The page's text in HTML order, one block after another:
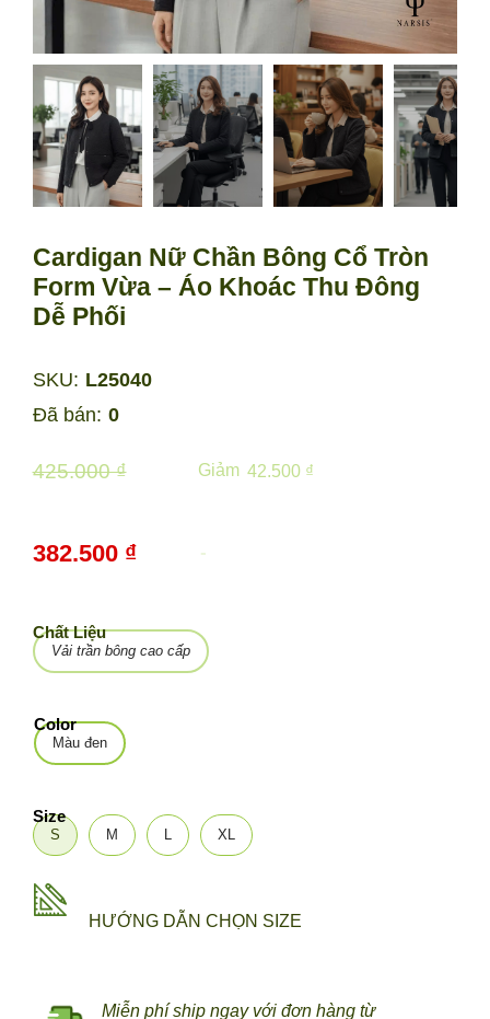
Cardigan Nữ Chần Bông Cổ Tròn
Form Vừa – Áo Khoác Thu Đông
Dễ Phối
Đã bán: 0
S M L XL
Size
Vải trần bông cao cấp
Chất Liệu
Màu đen
Color
HƯỚNG DẪN CHỌN SIZE
Miễn phí ship ngay với đơn hàng từ
-
382.500 ₫
425.000 ₫ 42.500 ₫
Giảm
SKU: L25040